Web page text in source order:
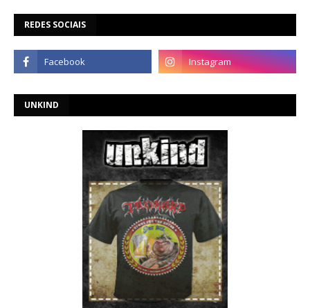
REDES SOCIAIS
UNKIND